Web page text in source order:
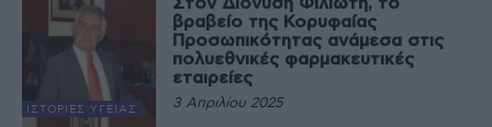
ΙΣΤΟΡΊΕΣ ΥΓΕΊΑΣ
Στον Διονύση Φιλιώτη, το
βραβείο της Κορυφαίας
Προσωπικότητας ανάμεσα στις
πολυεθνικές φαρμακευτικές
εταιρείες
3 Απριλίου 2025